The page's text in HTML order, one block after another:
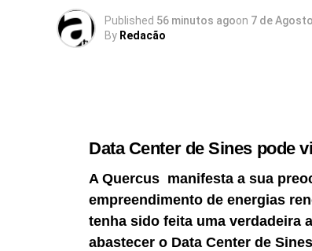
Published 56 minutos agoon 7 de
By Redacão
Data Center de Sines pode
A Quercus manifesta a sua
empreendimento de energias
tenha sido feita uma verdadeira
abastecer o Data Center de